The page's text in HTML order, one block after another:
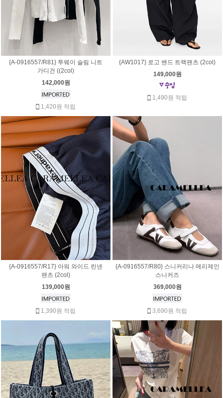
{A-0916557/R81} 투웨이 슬림 니트
가디건 ((2col)
142,000원
1,420원 적립
{AW1017} 로고 밴드 트랙팬츠 (2col)
149,000원
1,490원 적립
{A-0916557/R17} 아워 와이드 린넨
팬츠 (2col)
139,000원
1,390원 적립
{A-0916557/R80} 스니커리나 메리제인
스니커즈
369,000원
3,690원 적립